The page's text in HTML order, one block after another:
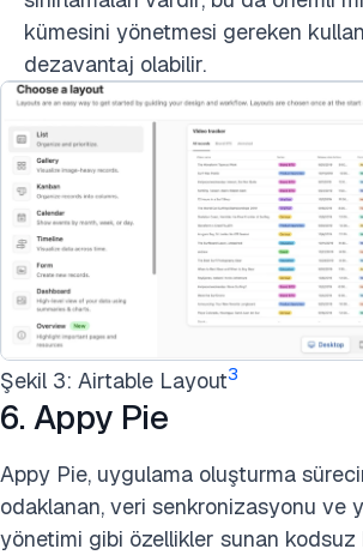
kümesini yönetmesi gereken
dezavantaj olabilir.
Şekil 3: Airtable Layout3
6. Appy Pie
Appy Pie, uygulama oluşturma
odaklanan, veri senkronizasyonu ve
yönetimi gibi özellikler sunan